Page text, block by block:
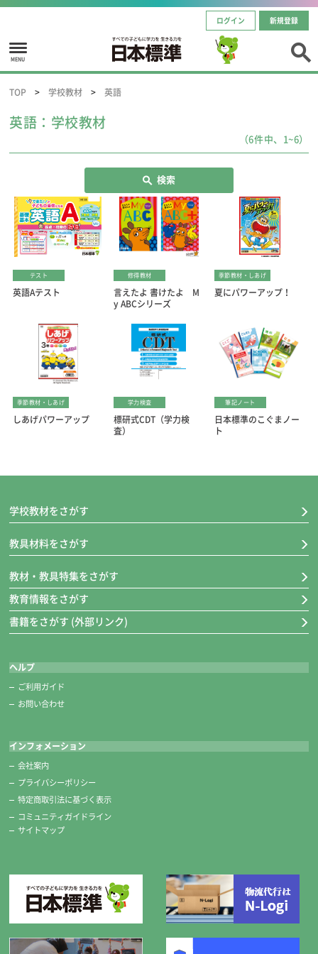
ログイン 新規登録
MENU
TOP 学校教材 英語
英語：学校教材
（6件中、1~6）
検索
テスト
英語Aテスト
修得教材
言えたよ 書けたよ M
y ABCシリーズ
季節教材・しあげ
夏にパワーアップ！
季節教材・しあげ
しあげパワーアップ
学力検査
標研式CDT（学力検
査）
筆記ノート
日本標準のこぐまノー
ト
学校教材をさがす
教具材料をさがす
教材・教具特集をさがす
教育情報をさがす
書籍をさがす (外部リンク)
ヘルプ
ご利用ガイド
お問い合わせ
インフォメーション
会社案内
プライバシーポリシー
特定商取引法に基づく表示
コミュニティガイドライン
サイトマップ